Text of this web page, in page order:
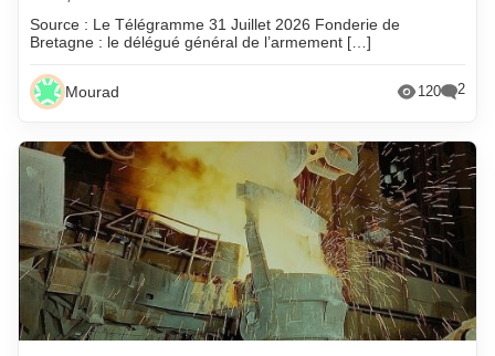
Source : Le Télégramme 31 Juillet 2026 Fonderie de
Bretagne : le délégué général de l’armement […]
Mourad 120 2